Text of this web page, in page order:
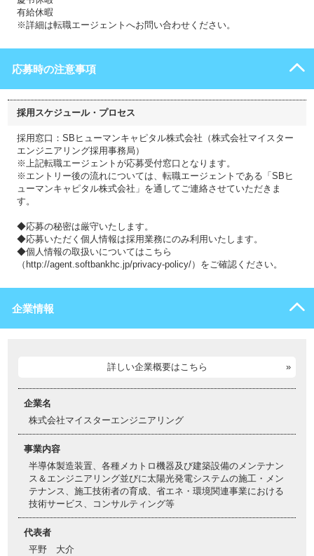
有給休暇
※詳細は転職エージェントへお問い合わせください。
応募時の注意事項
採用スケジュール・プロセス
採用窓口：SBヒューマンキャピタル株式会社（株式会社マイスター
エンジニアリング採用事務局）
※上記転職エージェントが応募受付窓口となります。
※エントリー後の流れについては、転職エージェントである「SBヒ
ューマンキャピタル株式会社」を通してご連絡させていただきま
す。
◆応募の秘密は厳守いたします。
◆応募いただく個人情報は採用業務にのみ利用いたします。
◆個人情報の取扱いについてはこちら
（http://agent.softbankhc.jp/privacy-policy/）をご確認ください。
企業情報
詳しい企業概要はこちら
企業名
株式会社マイスターエンジニアリング
事業内容
半導体製造装置、各種メカトロ機器及び建築設備のメンテナン
ス＆エンジニアリング並びに太陽光発電システムの施工・メン
テナンス、施工技術者の育成、省エネ・環境関連事業における
技術サービス、コンサルティング等
代表者
平野 大介